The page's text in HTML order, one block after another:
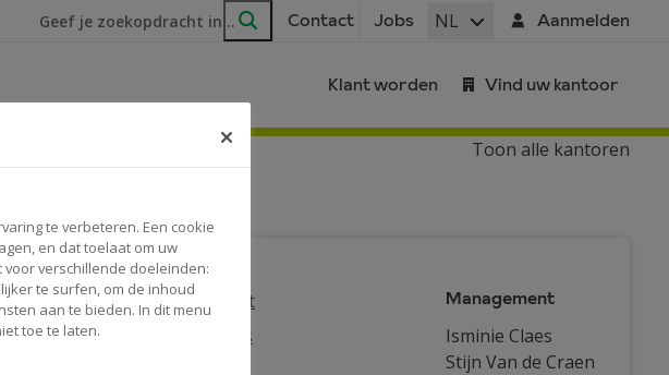
Ik ben op zoek naar
Zoeken
Contact Jobs NL Aanmelden
Klant worden Vind uw kantoor
Toon alle kantoren
Geldautomaat
Ondernemers
Management
Isminie Claes
Stijn Van de Craen
te verbeteren. Een cookie
en dat toelaat om uw
verschillende doeleinden:
te surfen, om de inhoud
aan te bieden. In dit menu
toe te laten.